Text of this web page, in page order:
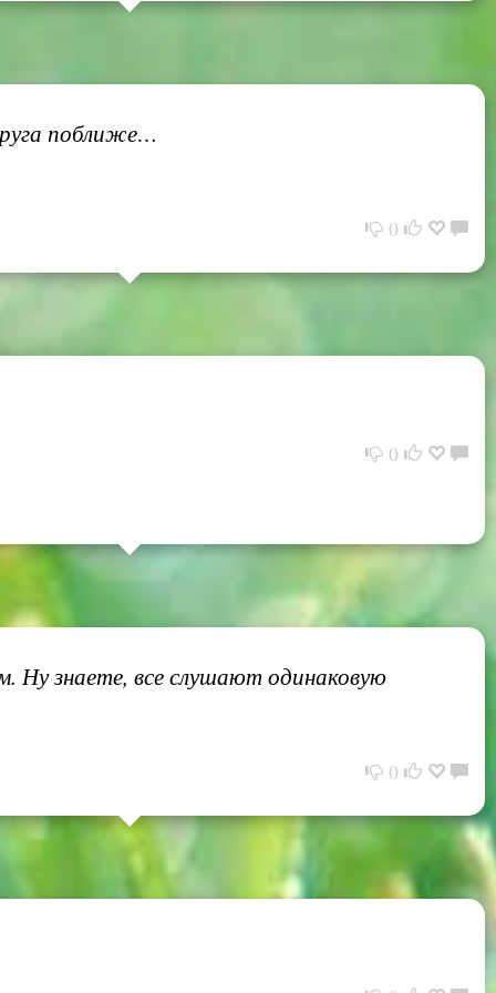
поближе…
0
0
Ну знаете, все слушают одинаковую
0